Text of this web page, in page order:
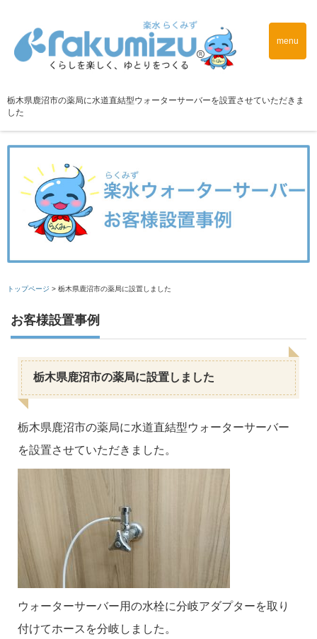
menu
栃木県鹿沼市の薬局に水道直結型ウォーターサーバーを設置させていただきま
した
トップページ > 栃木県鹿沼市の薬局に設置しました
お客様設置事例
栃木県鹿沼市の薬局に設置しました
栃木県鹿沼市の薬局に水道直結型ウォーターサーバー
を設置させていただきました。
ウォーターサーバー用の水栓に分岐アダプターを取り
付けてホースを分岐しました。